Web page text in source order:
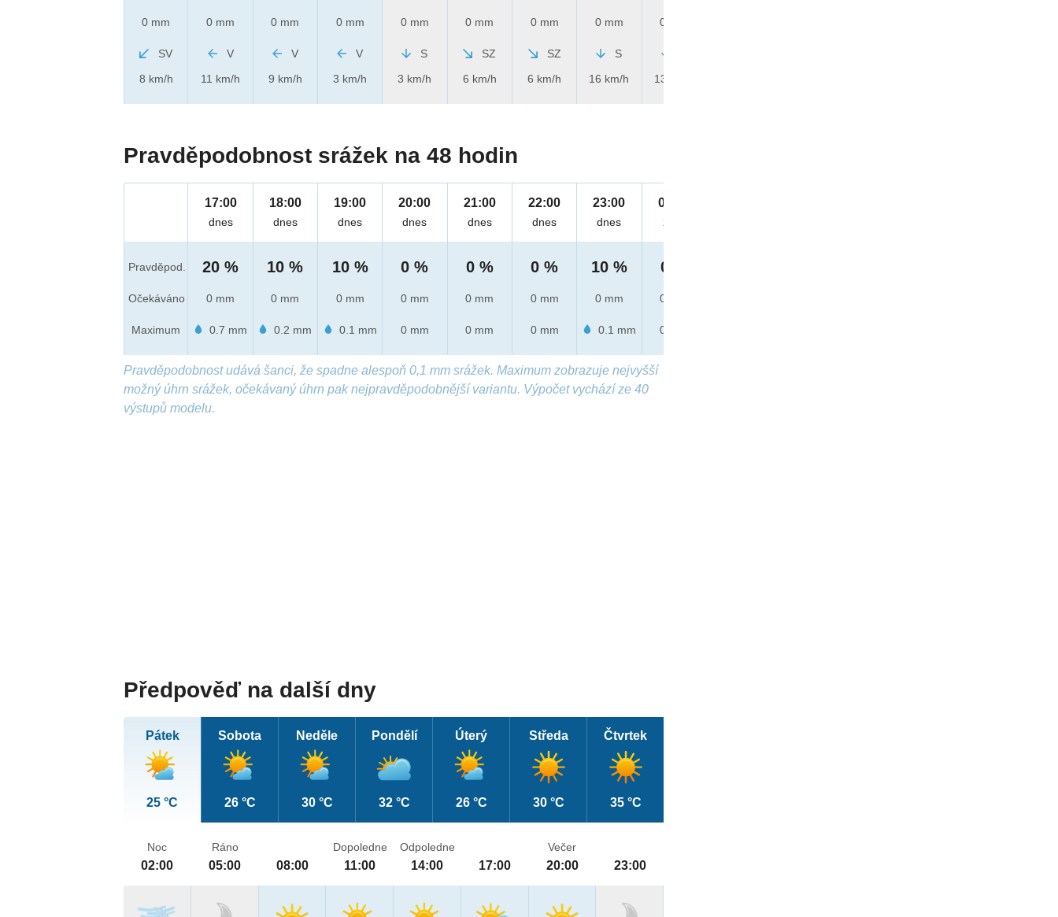
0 mm
SV
8 km/h
0 mm
V
11 km/h
0 mm
V
9 km/h
0 mm
V
3 km/h
0 mm
S
3 km/h
0 mm
SZ
6 km/h
0 mm
SZ
6 km/h
0 mm
S
16 km/h
0 mm
13 km/h
Pravděpodobnost srážek na 48 hodin
Pravděpod.
Očekáváno
Maximum
17:00
dnes
20 %
0 mm
0.7 mm
18:00
dnes
10 %
0 mm
0.2 mm
19:00
dnes
10 %
0 mm
0.1 mm
20:00
dnes
0 %
0 mm
0 mm
21:00
dnes
0 %
0 mm
0 mm
22:00
dnes
0 %
0 mm
0 mm
23:00
dnes
10 %
0 mm
0.1 mm
00:00
zítra
0 %
0 mm
0 mm
Pravděpodobnost udává šanci, že spadne alespoň 0,1 mm srážek. Maximum zobrazuje nejvyšší
možný úhrn srážek, očekávaný úhrn pak nejpravděpodobnější variantu. Výpočet vychází ze 40
výstupů modelu.
Předpověď na další dny
Pátek
25 °C
Sobota
26 °C
Neděle
30 °C
Pondělí
32 °C
Úterý
26 °C
Středa
30 °C
Čtvrtek
35 °C
Noc
02:00
Ráno
05:00 08:00
Dopoledne
11:00
Odpoledne
14:00 17:00
Večer
20:00 23:00